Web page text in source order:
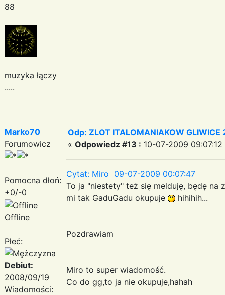
88
muzyka łączy
.....
Marko70
Forumowicz
Pomocna dłoń:
+0/-0
Offline
Płeć:
Debiut:
2008/09/19
Wiadomości:
Odp: ZLOT ITALOMANIAKOW
« Odpowiedz #13 : 10-07-2009 09:07:12
Cytat: Miro 09-07-2009 00:07:47
To ja "niestety" też się melduję, będę na
mi tak GaduGadu okupuje
hihihih...
Pozdrawiam
Miro to super wiadomość.
Co do gg,to ja nie okupuje,hahah